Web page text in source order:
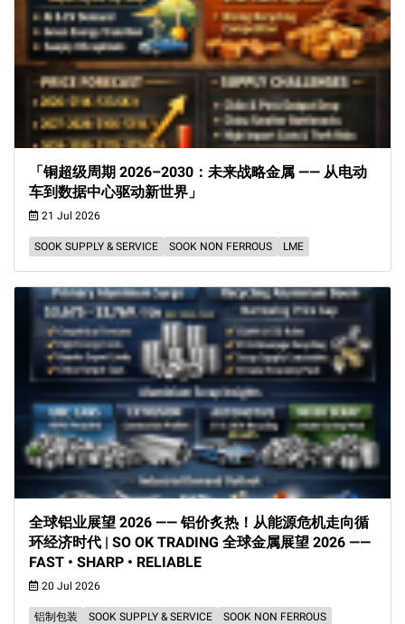
「铜超级周期 2026–2030：未来战略金属 —— 从电动
车到数据中心驱动新世界」
21 Jul 2026
SOOK SUPPLY & SERVICE SOOK NON FERROUS LME
全球铝业展望 2026 —— 铝价炙热！从能源危机走向循
环经济时代 | SO OK TRADING 全球金属展望 2026 ——
FAST • SHARP • RELIABLE
20 Jul 2026
铝制包装 SOOK SUPPLY & SERVICE
SOOK NON FERROUS